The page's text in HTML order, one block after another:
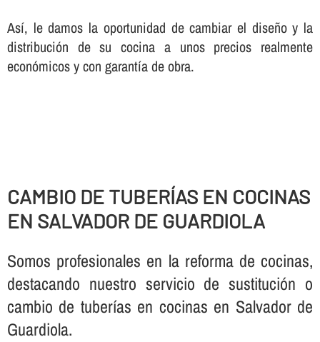
Así­, le damos la oportunidad de cambiar el diseño y la
distribución de su cocina a unos precios realmente
económicos y con garantí­a de obra.
CAMBIO DE TUBERÍ­AS EN COCINAS
EN SALVADOR DE GUARDIOLA
Somos profesionales en la reforma de cocinas,
destacando nuestro servicio de sustitución o
cambio de tuberí­as en cocinas en Salvador de
Guardiola.